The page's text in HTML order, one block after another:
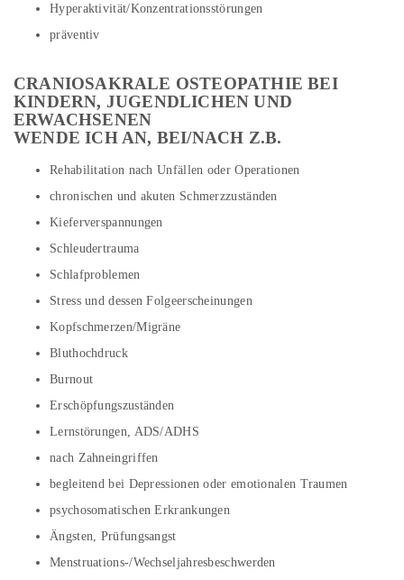
Hyperaktivität/Konzentrationsstörungen
präventiv
CRANIOSAKRALE OSTEOPATHIE BEI
KINDERN, JUGENDLICHEN UND
ERWACHSENEN
WENDE ICH AN, BEI/NACH Z.B.
Rehabilitation nach Unfällen oder Operationen
chronischen und akuten Schmerzzuständen
Kieferverspannungen
Schleudertrauma
Schlafproblemen
Stress und dessen Folgeerscheinungen
Kopfschmerzen/Migräne
Bluthochdruck
Burnout
Erschöpfungszuständen
Lernstörungen, ADS/ADHS
nach Zahneingriffen
begleitend bei Depressionen oder emotionalen Traumen
psychosomatischen Erkrankungen
Ängsten, Prüfungsangst
Menstruations-/Wechseljahresbeschwerden